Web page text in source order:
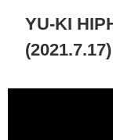
YU-KI
(2021.7.17)